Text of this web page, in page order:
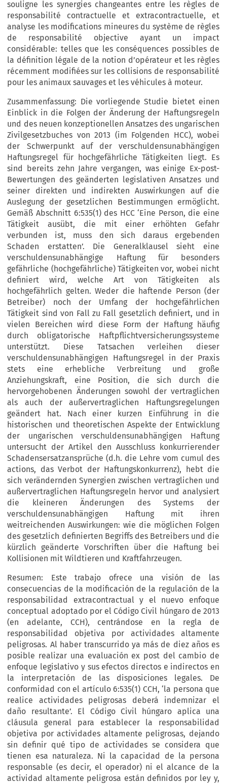
souligne les synergies changeantes entre les règles de
responsabilité contractuelle et extracontractuelle, et
analyse les modifications mineures du système de règles
de responsabilité objective ayant un impact
considérable: telles que les conséquences possibles de
la définition légale de la notion d’opérateur et les règles
récemment modifiées sur les collisions de responsabilité
pour les animaux sauvages et les véhicules à moteur.
Zusammenfassung: Die vorliegende Studie bietet einen
Einblick in die Folgen der Änderung der Haftungsregeln
und des neuen konzeptionellen Ansatzes des ungarischen
Zivilgesetzbuches von 2013 (im Folgenden HCC), wobei
der Schwerpunkt auf der verschuldensunabhängigen
Haftungsregel für hochgefährliche Tätigkeiten liegt. Es
sind bereits zehn Jahre vergangen, was einige Ex-post-
Bewertungen des geänderten legislativen Ansatzes und
seiner direkten und indirekten Auswirkungen auf die
Auslegung der gesetzlichen Bestimmungen ermöglicht.
Gemäß Abschnitt 6:535(1) des HCC ‘Eine Person, die eine
Tätigkeit ausübt, die mit einer erhöhten Gefahr
verbunden ist, muss den sich daraus ergebenden
Schaden erstatten’. Die Generalklausel sieht eine
verschuldensunabhängige Haftung für besonders
gefährliche (hochgefährliche) Tätigkeiten vor, wobei nicht
definiert wird, welche Art von Tätigkeiten als
hochgefährlich gelten. Weder die haftende Person (der
Betreiber) noch der Umfang der hochgefährlichen
Tätigkeit sind von Fall zu Fall gesetzlich definiert, und in
vielen Bereichen wird diese Form der Haftung häufig
durch obligatorische Haftpflichtversicherungssysteme
unterstützt. Diese Tatsachen verleihen dieser
verschuldensunabhängigen Haftungsregel in der Praxis
stets eine erhebliche Verbreitung und große
Anziehungskraft, eine Position, die sich durch die
hervorgehobenen Änderungen sowohl der vertraglichen
als auch der außervertraglichen Haftungsregelungen
geändert hat. Nach einer kurzen Einführung in die
historischen und theoretischen Aspekte der Entwicklung
der ungarischen verschuldensunabhängigen Haftung
untersucht der Artikel den Ausschluss konkurrierender
Schadensersatzansprüche (d.h. die Lehre vom cumul des
actions, das Verbot der Haftungskonkurrenz), hebt die
sich verändernden Synergien zwischen vertraglichen und
außervertraglichen Haftungsregeln hervor und analysiert
die kleineren Änderungen des Systems der
verschuldensunabhängigen Haftung mit ihren
weitreichenden Auswirkungen: wie die möglichen Folgen
des gesetzlich definierten Begriffs des Betreibers und die
kürzlich geänderte Vorschriften über die Haftung bei
Kollisionen mit Wildtieren und Kraftfahrzeugen.
Resumen: Este trabajo ofrece una visión de las
consecuencias de la modificación de la regulación de la
responsabilidad extracontractual y el nuevo enfoque
conceptual adoptado por el Código Civil húngaro de 2013
(en adelante, CCH), centrándose en la regla de
responsabilidad objetiva por actividades altamente
peligrosas. Al haber transcurrido ya más de diez años es
posible realizar una evaluación ex post del cambio de
enfoque legislativo y sus efectos directos e indirectos en
la interpretación de las disposiciones legales. De
conformidad con el artículo 6:535(1) CCH, ‘la persona que
realice actividades peligrosas deberá indemnizar el
daño resultante’. El Código Civil húngaro aplica una
cláusula general para establecer la responsabilidad
objetiva por actividades altamente peligrosas, dejando
sin definir qué tipo de actividades se considera que
tienen esa naturaleza. Ni la capacidad de la persona
responsable (es decir, el operador) ni el alcance de la
actividad altamente peligrosa están definidos por ley y,